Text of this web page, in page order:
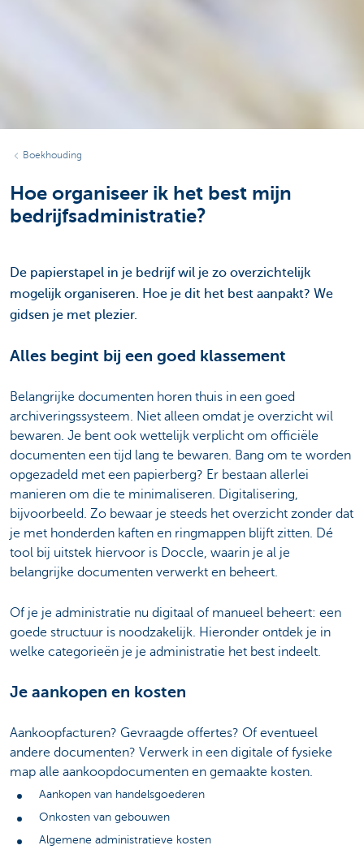
Boekhouding
Hoe organiseer ik het best mijn
bedrijfsadministratie?
De papierstapel in je bedrijf wil je zo overzichtelijk
mogelijk organiseren. Hoe je dit het best aanpakt? We
gidsen je met plezier.
Alles begint bij een goed klassement
Belangrijke documenten horen thuis in een goed
archiveringssysteem. Niet alleen omdat je overzicht wil
bewaren. Je bent ook wettelijk verplicht om officiële
documenten een tijd lang te bewaren. Bang om te worden
opgezadeld met een papierberg? Er bestaan allerlei
manieren om die te minimaliseren. Digitalisering,
bijvoorbeeld. Zo bewaar je steeds het overzicht zonder dat
je met honderden kaften en ringmappen blijft zitten. Dé
tool bij uitstek hiervoor is Doccle, waarin je al je
belangrijke documenten verwerkt en beheert.
Of je je administratie nu digitaal of manueel beheert: een
goede structuur is noodzakelijk. Hieronder ontdek je in
welke categorieën je je administratie het best indeelt.
Je aankopen en kosten
Aankoopfacturen? Gevraagde offertes? Of eventueel
andere documenten? Verwerk in een digitale of fysieke
map alle aankoopdocumenten en gemaakte kosten.
Aankopen van handelsgoederen
Onkosten van gebouwen
Algemene administratieve kosten